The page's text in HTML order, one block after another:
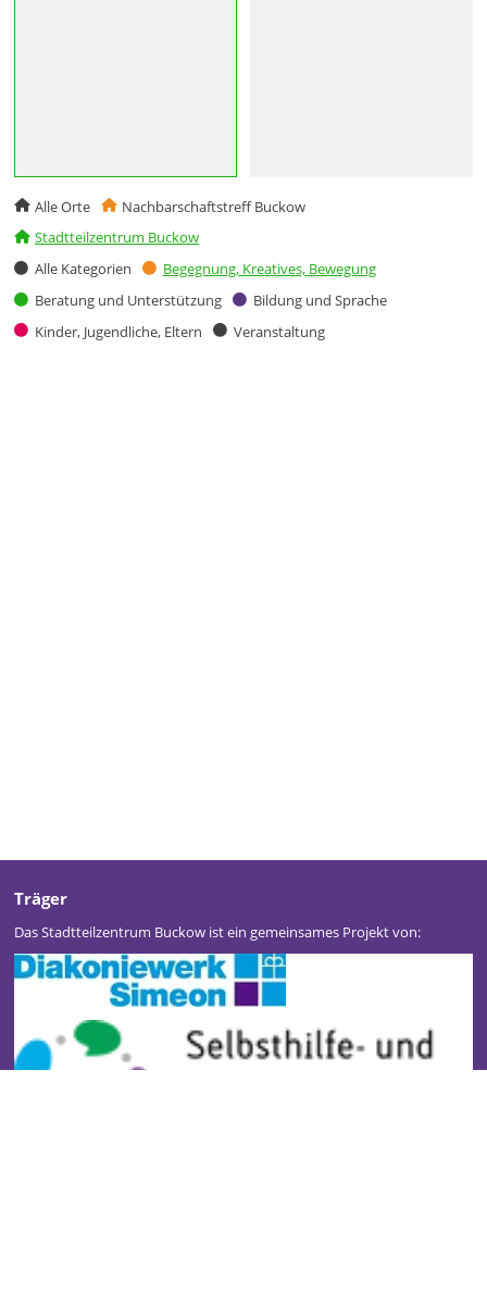
Alle Orte
Nachbarschaftstreff Buckow
Stadtteilzentrum Buckow
Alle Kategorien
Begegnung, Kreatives, Bewegung
Beratung und Unterstützung
Bildung und Sprache
Kinder, Jugendliche, Eltern
Veranstaltung
Träger
Das Stadtteilzentrum Buckow ist ein gemeinsames Projekt von: